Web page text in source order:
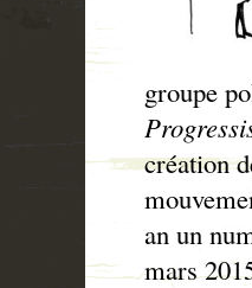
groupe
création
an un
mars